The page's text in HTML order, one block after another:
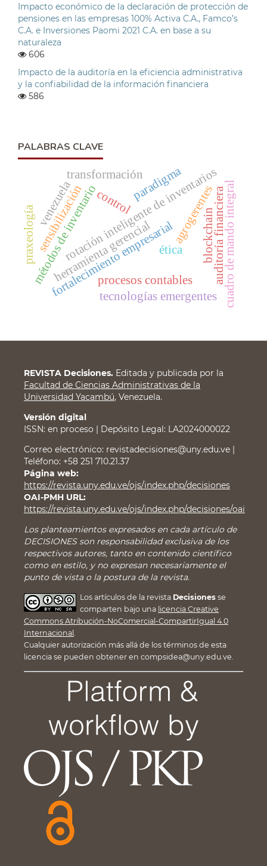
Impacto económico de la declaración de protección de
pensiones en las empresas 100% Activa C.A., Famco’s
C.A. e Inversiones Paomi 2021 C.A. en base a su
naturaleza
606
Impacto de la auditoría en la eficiencia administrativa
y la confiabilidad de la información financiera
586
PALABRAS CLAVE
rotación inteligente de inventarios
métodos de inventariocontrol cuadro de mando integral
herramienta gerencial
fortalecimiento empresarial
procesos contables
agrogerentes
sensibilización auditoría financiera
blockchain
tecnologías emergentes
venezuela paradigma
praxeología ética
transformación
REVISTA Decisiones. Editada y publicada por la
Facultad de Ciencias Administrativas de la
Universidad Yacambú, Venezuela.
Versión digital
ISSN: en proceso | Depósito Legal: LA2024000022
Correo electrónico: revistadecisiones@uny.edu.ve |
Teléfono: +58 251 710.21.37
Página web:
https://revista.uny.edu.ve/ojs/index.php/decisiones
OAI-PMH URL:
https://revista.uny.edu.ve/ojs/index.php/decisiones/oai
Los planteamientos expresados en cada artículo de
DECISIONES son responsabilidad exclusiva de los
respectivos autores, tanto en contenido científico
como en estilo, y no expresan necesariamente el
punto de vista o la postura de la revista.
Los artículos de la revista Decisiones se
comparten bajo una licencia Creative
Commons Atribución-NoComercial-CompartirIgual 4.0
Internacional .
Cualquier autorización más allá de los términos de esta
licencia se pueden obtener en compsidea@uny.edu.ve.